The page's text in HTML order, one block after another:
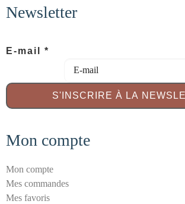
Newsletter
S
r
t
E
-
m
E-mail *
S'INSCRIRE À LA
Mon compte
Mon compte
Mes commandes
Mes favoris